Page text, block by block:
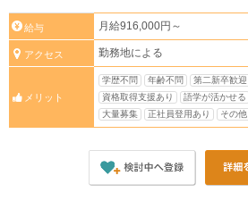
給与 月給916,000円～
アクセス 勤務地による
メリット
学歴不問 年齢不問 第二新卒歓迎
資格取得支援あり
語学が活かせる
大量募集
正社員登用あり その他